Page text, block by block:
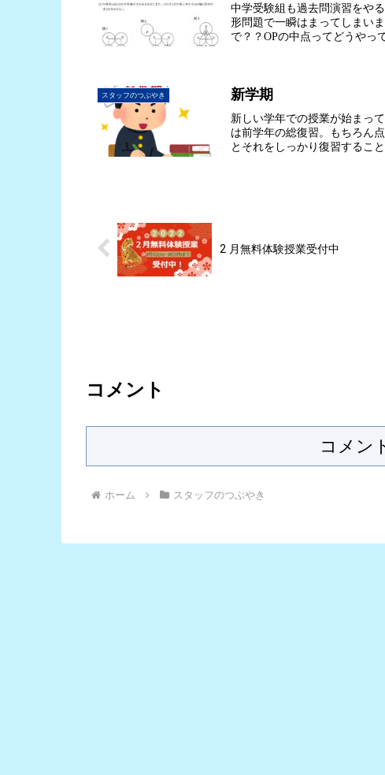
中学受験組も過去問演習をや
形問題で一瞬はまってしまい
で？？OPの中点ってどうやっ
スタッフのつぶやき 新学期
新しい学年での授業が始まっ
は前学年の総復習。もちろん
とそれをしっかり復習するこ
2 月無料体験授業受付中
コメント
コメン
ホーム スタッフのつぶやき